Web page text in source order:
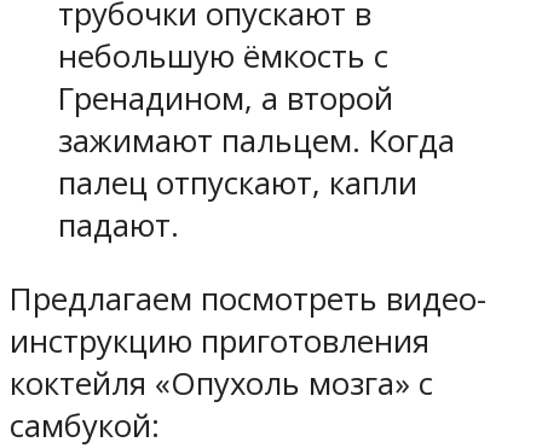
трубочки опускают в
небольшую ёмкость с
Гренадином, а второй
зажимают пальцем. Когда
палец отпускают, капли
падают.
Предлагаем посмотреть видео-
инструкцию приготовления
коктейля «Опухоль мозга» с
самбукой: